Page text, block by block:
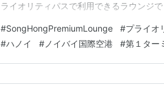
ライオリティパスで利用できるラウンジ
やアルコールの提供が充実しており、シ
あるラウンジと遜…
#SongHongPremiumLounge #プライオ
#ハノイ # ノイバイ国際空港 #第１ター